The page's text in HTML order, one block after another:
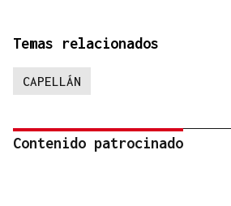
Temas relacionados
CAPELLÁN
Contenido patrocinado